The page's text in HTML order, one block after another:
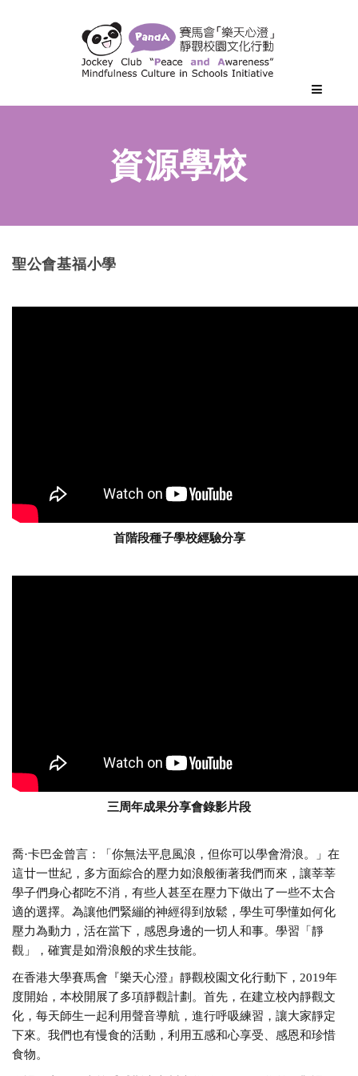
聖
公
學
聖公會基福小學
首階段種子學校經驗分享
三周年成果分享會錄影片段
喬·卡巴金曾言：「你無法平息風浪，但你可以學會滑浪。」在
這廿一世紀，多方面綜合的壓力如浪般衝著我們而來，讓莘莘
學子們身心都吃不消，有些人甚至在壓力下做出了一些不太合
適的選擇。為讓他們緊繃的神經得到放鬆，學生可學懂如何化
壓力為動力，活在當下，感恩身邊的一切人和事。學習「靜
觀」，確實是如滑浪般的求生技能。
在香港大學賽馬會『樂天心澄』靜觀校園文化行動下，2019年
度開始，本校開展了多項靜觀計劃。首先，在建立校內靜觀文
化，每天師生一起利用聲音導航，進行呼吸練習，讓大家靜定
下來。我們也有慢食的活動，利用五感和心享受、感恩和珍惜
食物。